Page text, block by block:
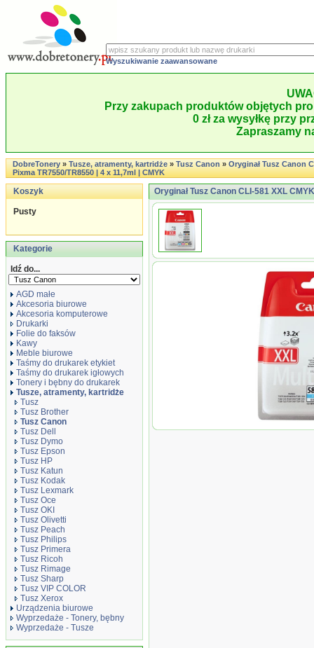
Wyszukiwanie zaawansowane
Przy zakupach produktów objętych
0 zł za wysyłkę przy
Zapraszamy
DobreTonery»Tusze, atramenty, kartridże»Tusz Canon»Oryginał Tusz Canon
Pixma TR7550/TR8550 | 4 x 11,7ml | CMYK
Koszyk
Pusty
Kategorie
Idź do...
AGD małe
Akcesoria biurowe
Akcesoria komputerowe
Drukarki
Folie do faksów
Kawy
Meble biurowe
Taśmy do drukarek etykiet
Taśmy do drukarek igłowych
Tonery i bębny do drukarek
Tusze, atramenty, kartridże
Tusz
Tusz Brother
Tusz Canon
Tusz Dell
Tusz Dymo
Tusz Epson
Tusz HP
Tusz Katun
Tusz Kodak
Tusz Lexmark
Tusz Oce
Tusz OKI
Tusz Olivetti
Tusz Peach
Tusz Philips
Tusz Primera
Tusz Ricoh
Tusz Rimage
Tusz Sharp
Tusz VIP COLOR
Tusz Xerox
Urządzenia biurowe
Wyprzedaże - Tonery, bębny
Wyprzedaże - Tusze
Oryginał Tusz Canon CLI-581 XXL
Oryginał Tusz